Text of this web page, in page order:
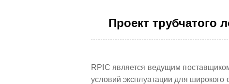
Проект трубчатого
RPIC является ведущим
условий эксплуатации для широкого